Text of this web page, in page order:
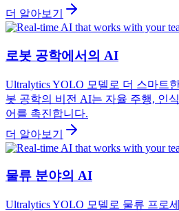
더 알아보기
로봇 공학에서의 AI
Ultralytics YOLO 모델로 더 스마트
봇 공학의 비전 AI는 자율 주행, 인
어를 촉진합니다.
더 알아보기
물류 분야의 AI
Ultralytics YOLO 모델로 물류 프로